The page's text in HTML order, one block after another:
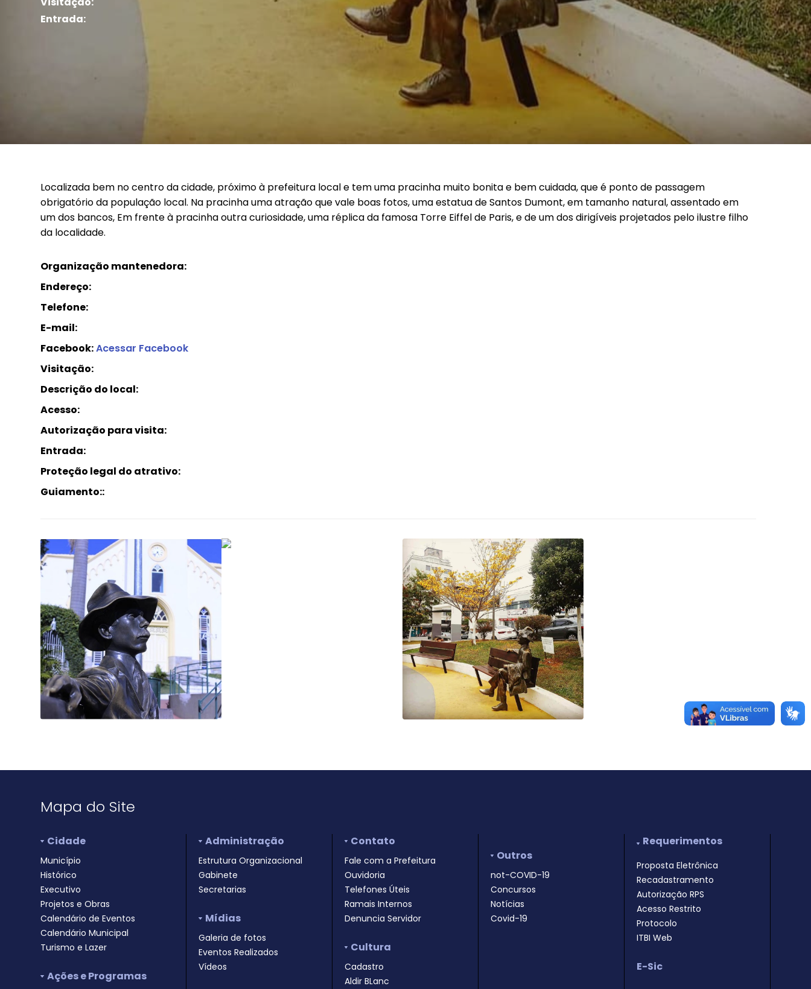
CEMAM 2026
Entrada:
Localizada bem no centro da cidade, próximo à prefeitura local e tem uma pracinha muito bonita e bem cuidada, que é ponto de passagem
obrigatório da população local. Na pracinha uma atração que vale boas fotos, uma estatua de Santos Dumont, em tamanho natural, assentado em
um dos bancos, Em frente à pracinha outra curiosidade, uma réplica da famosa Torre Eiffel de Paris, e de um dos dirigíveis projetados pelo ilustre filho
da localidade.
Organização mantenedora:
Endereço:
Telefone:
E-mail:
Facebook:Acessar Facebook
Visitação:
Descrição do local:
Acesso:
Autorização para visita:
Entrada:
Proteção legal do atrativo:
Guiamento::
Mapa do Site
Cidade
Município
Histórico
Executivo
Projetos e Obras
Calendário de Eventos
Calendário Municipal
Turismo e Lazer
Ações e Programas
Administração
Estrutura Organizacional
Gabinete
Secretarias
Mídias
Galeria de fotos
Eventos Realizados
Vídeos
Contato
Fale com a Prefeitura
Ouvidoria
Telefones Úteis
Ramais Internos
Denuncia Servidor
Cultura
Cadastro
Aldir BLanc
Outros
not-COVID-19
Concursos
Notícias
Covid-19
Requerimentos
Proposta Eletrônica
Recadastramento
Autorização RPS
Acesso Restrito
Protocolo
ITBI Web
E-Sic